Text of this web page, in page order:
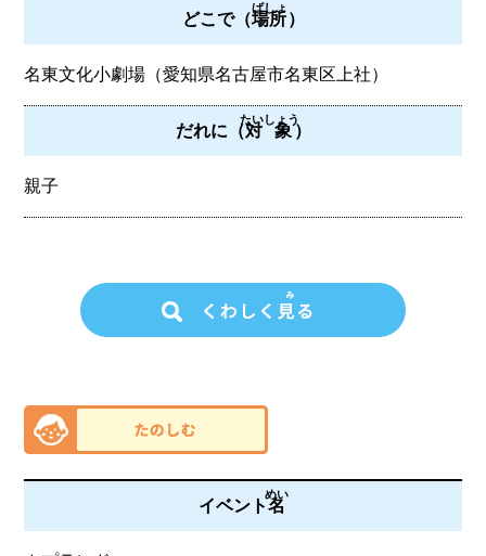
どこで（場所
ばしょ
）
名東文化小劇場（愛知県名古屋市名東区上社）
だれに（対象
たいしょう
）
親子
イベント名
めい